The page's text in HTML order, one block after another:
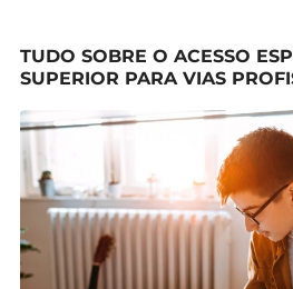
TUDO SOBRE O ACESSO
SUPERIOR PARA VIAS